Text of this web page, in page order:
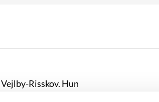
Risskov. Hun
år. Rigtige søskende